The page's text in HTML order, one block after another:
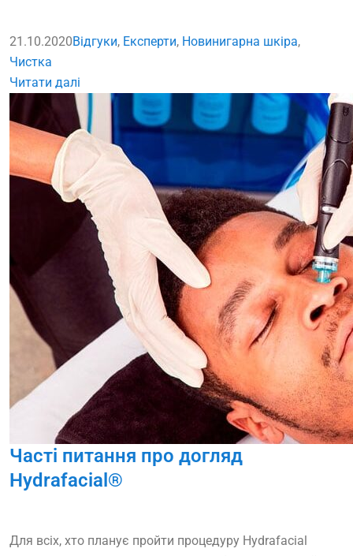
21.10.2020Відгуки, Експерти, Новинигарна шкіра,
Чистка
Читати далі
Часті питання про догляд
Hydrafacial®
Для всіх, хто планує пройти процедуру Hydrafacial